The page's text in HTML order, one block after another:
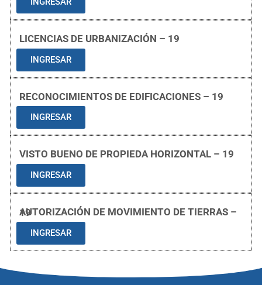
LICENCIAS DE URBANIZACIÓN – 19
INGRESAR
RECONOCIMIENTOS DE EDIFICACIONES – 19
INGRESAR
VISTO BUENO DE PROPIEDA HORIZONTAL – 19
INGRESAR
AUTORIZACIÓN DE MOVIMIENTO DE TIERRAS – 19
INGRESAR